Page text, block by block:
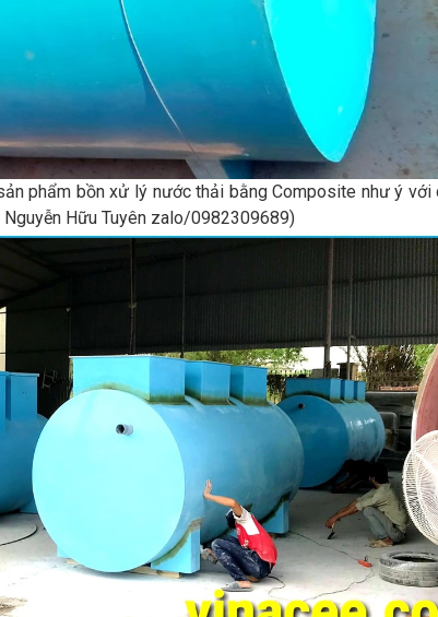
phẩm bồn xử lý nước thải bằng Composite như ý với
Nguyễn Hữu Tuyên zalo/0982309689)